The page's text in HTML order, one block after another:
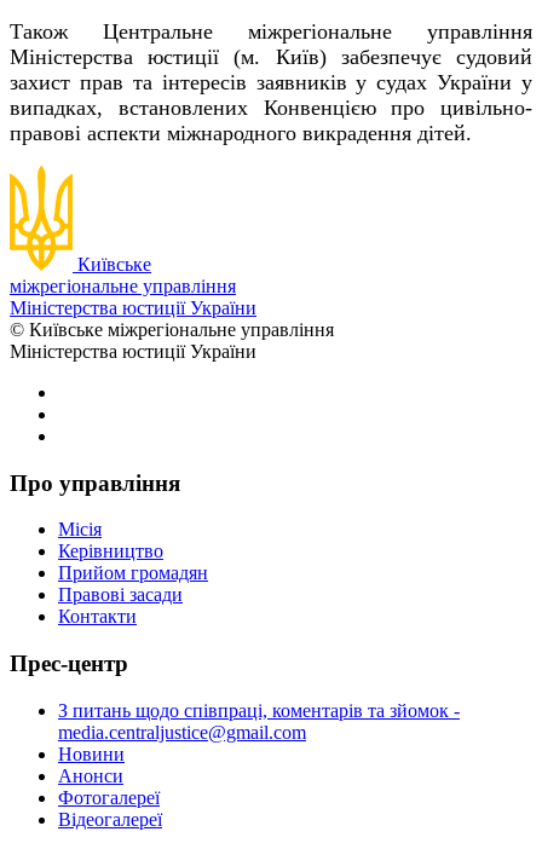
Також Центральне міжрегіональне управління
Міністерства юстиції (м. Київ) забезпечує судовий
захист прав та інтересів заявників у судах України у
випадках, встановлених Конвенцією про цивільно-
правові аспекти міжнародного викрадення дітей.
Київське
міжрегіональне управління
Міністерства юстиції України
© Київське міжрегіональне управління
Міністерства юстиції України
Про управління
Місія
Керівництво
Прийом громадян
Правові засади
Контакти
Прес-центр
З питань щодо співпраці, коментарів та зйомок -
media.centraljustice@gmail.com
Новини
Анонси
Фотогалереї
Відеогалереї